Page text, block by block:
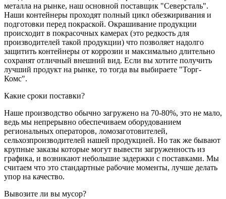
металла на рынке, наш основной поставщик "Северсталь".
Наши контейнеры проходят полный цикл обезжиривания и
подготовки перед покраской. Окрашивание продукции
происходит в покрасочных камерах (это редкость для
производителей такой продукции) что позволяет надолго
защитить контейнеры от коррозии и максимально длительно
сохранят отличный внешний вид. Если вы хотите получить
лучший продукт на рынке, то тогда вы выбираете "Торг-
Комс".
Какие сроки поставки?
Наше производство обычно загружено на 70-80%, это не мало,
ведь мы непрерывно обеспечиваем оборудованием
региональных операторов, ломозаготовителей,
сельхозпроизводителей нашей продукцией. Но так же бывают
крупные заказы которые могут вывести загруженность из
графика, и возникают небольшие задержки с поставками. Мы
считаем что это стандартные рабочие моменты, лучше делать
упор на качество.
Вывозите ли вы мусор?